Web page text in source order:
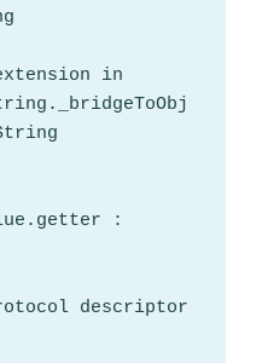
in
:
descriptor